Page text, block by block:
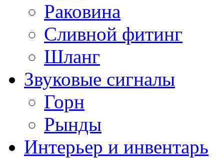
Раковина
Сливной фитинг
Шланг
Звуковые сигналы
Горн
Рынды
Интерьер и инвентарь